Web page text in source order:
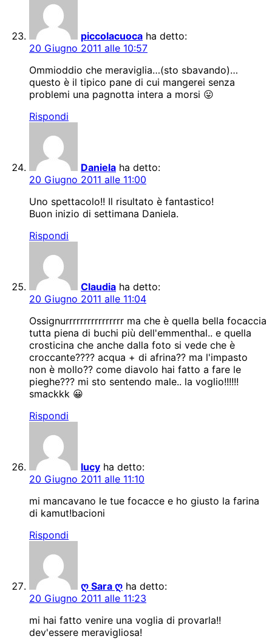
piccolacuoca ha detto:
20 Giugno 2011 alle 10:57
Ommioddio che meraviglia…(sto sbavando)…
questo è il tipico pane di cui mangerei senza
problemi una pagnotta intera a morsi 😛
Rispondi
Daniela ha detto:
20 Giugno 2011 alle 11:00
Uno spettacolo!! Il risultato è fantastico!
Buon inizio di settimana Daniela.
Rispondi
Claudia ha detto:
20 Giugno 2011 alle 11:04
Ossignurrrrrrrrrrrrrrrr ma che è quella bella focaccia
tutta piena di buchi più dell'emmenthal.. e quella
crosticina che anche dalla foto si vede che è
croccante???? acqua + di afrina?? ma l'impasto
non è mollo?? come diavolo hai fatto a fare le
pieghe??? mi sto sentendo male.. la voglio!!!!!!
smackkk 😀
Rispondi
lucy ha detto:
20 Giugno 2011 alle 11:10
mi mancavano le tue focacce e ho giusto la farina
di kamut!bacioni
Rispondi
ღ Sara ღ ha detto:
20 Giugno 2011 alle 11:23
mi hai fatto venire una voglia di provarla!!
dev'essere meravigliosa!